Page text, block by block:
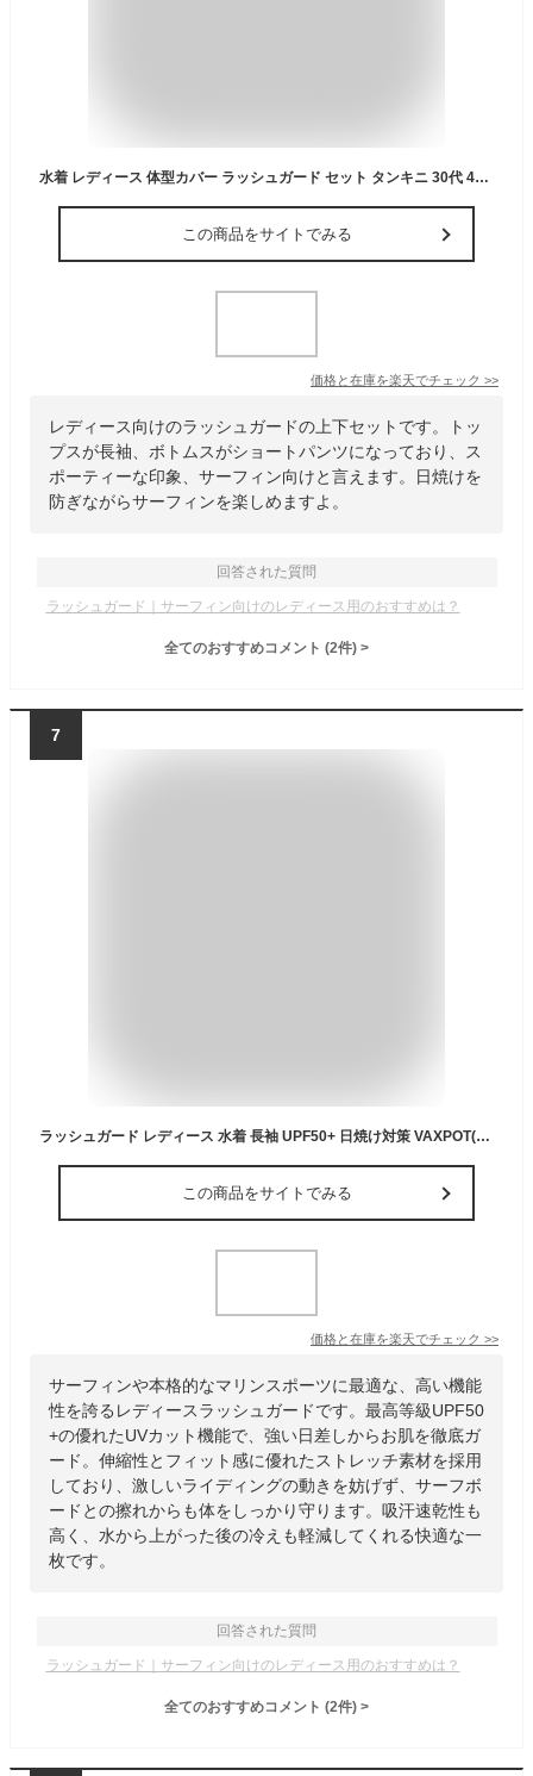
水着 レディース 体型カバー ラッシュガード セット タンキニ 30代 40代 50代 体型カバー水着 ミセス ママ水着 フィットネス水着 セパレート 上下 セパレート おしゃれ ショートパンツ フルジップ 2点 セット 日焼け防止 uvカット カップ付き 黒 M L ll XL
この商品をサイトでみる
価格と在庫を楽天でチェック >>
レディース向けのラッシュガードの上下セットです。トッ
プスが長袖、ボトムスがショートパンツになっており、ス
ポーティーな印象、サーフィン向けと言えます。日焼けを
防ぎながらサーフィンを楽しめますよ。
回答された質問
ラッシュガード｜サーフィン向けのレディース用のおすすめは？
全てのおすすめコメント (2件) >
7
ラッシュガード レディース 水着 長袖 UPF50+ 日焼け対策 VAXPOT(バックスポット) VA-4011 ラッシュ ガード 女性 体型カバー クイックドライ 速乾 軽量 ストレッチ[返品交換不可]
この商品をサイトでみる
価格と在庫を楽天でチェック >>
サーフィンや本格的なマリンスポーツに最適な、高い機能
性を誇るレディースラッシュガードです。最高等級UPF50
+の優れたUVカット機能で、強い日差しからお肌を徹底ガ
ード。伸縮性とフィット感に優れたストレッチ素材を採用
しており、激しいライディングの動きを妨げず、サーフボ
ードとの擦れからも体をしっかり守ります。吸汗速乾性も
高く、水から上がった後の冷えも軽減してくれる快適な一
枚です。
回答された質問
ラッシュガード｜サーフィン向けのレディース用のおすすめは？
全てのおすすめコメント (2件) >